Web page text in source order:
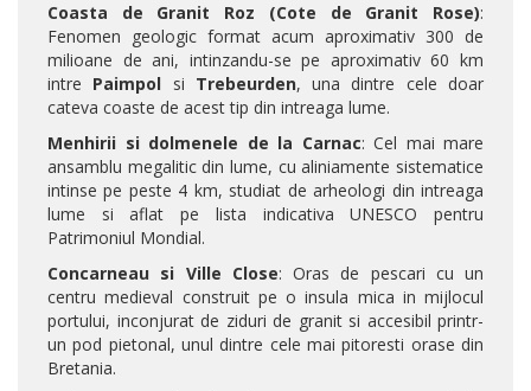
Coasta de Granit Roz (Cote de Granit Rose):
Fenomen geologic format acum aproximativ 300 de
milioane de ani, intinzandu-se pe aproximativ 60 km
intre Paimpol si Trebeurden, una dintre cele doar
cateva coaste de acest tip din intreaga lume.
Menhirii si dolmenele de la Carnac: Cel mai mare
ansamblu megalitic din lume, cu aliniamente sistematice
intinse pe peste 4 km, studiat de arheologi din intreaga
lume si aflat pe lista indicativa UNESCO pentru
Patrimoniul Mondial.
Concarneau si Ville Close: Oras de pescari cu un
centru medieval construit pe o insula mica in mijlocul
portului, inconjurat de ziduri de granit si accesibil printr-
un pod pietonal, unul dintre cele mai pitoresti orase din
Bretania.